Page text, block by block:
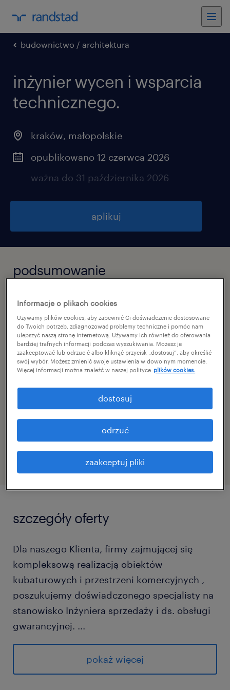
budownictwo / architektura
inżynier wycen i wsparcia
technicznego.
kraków, małopolskie
opublikowano 12 czerwca 2026
ważna do 31 października 2026
aplikuj
podsumowanie
kraków, małopolskie
praca stała
pełen etat
budownictwo / architektura
47006036
szczegóły oferty
​Dla naszego Klienta, firmy zajmującej się
kompleksową realizacją obiektów
kubaturowych i przestrzeni komercyjnych ,
poszukujemy doświadczonego specjalisty na
stanowisko Inżyniera sprzedaży i ds. obsługi
gwarancyjnej. ...
Jeśli sprawnie poruszasz się w dokumentacji
technicznej , a trudne rozmowy z klientem
czy wyceny to dla Ciebie codzienność –
pokaż więcej
Informacje o plikach cookies
Używamy plików cookies, aby zapewnić Ci doświadczenie dostosowane
do Twoich potrzeb, zdiagnozować problemy techniczne i pomóc nam
ulepszyć naszą stronę internetową. Używamy ich również do oferowania
bardziej trafnych informacji podczas wyszukiwania. Możesz je
zaakceptować lub odrzucić albo kliknąć przycisk „dostosuj”, aby określić
swój wybór. Możesz zmienić swoje ustawienia w dowolnym momencie.
Więcej informacji można znaleźć w naszej polityce plików cookies.
zaakceptuj pliki
odrzuć
dostosuj